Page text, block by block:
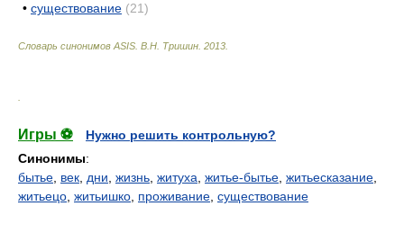
• существование (21)
Словарь синонимов ASIS. В.Н. Тришин 2013
Игры ⚽
Нужно решить контрольную?
Синонимы:
бытье век дни жизнь житуха житье-бытье житьесказание
житьецо житьишко проживание существование